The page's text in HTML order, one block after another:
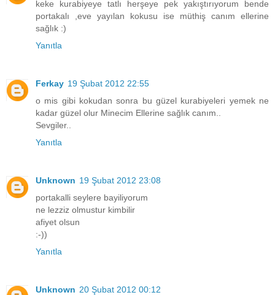
keke kurabiyeye tatlı herşeye pek yakıştırıyorum bende
portakalı ,eve yayılan kokusu ise müthiş canım ellerine
sağlık :)
Yanıtla
Ferkay 19 Şubat 2012 22:55
o mis gibi kokudan sonra bu güzel kurabiyeleri yemek ne
kadar güzel olur Minecim Ellerine sağlık canım..
Sevgiler..
Yanıtla
Unknown 19 Şubat 2012 23:08
portakalli seylere bayiliyorum
ne lezziz olmustur kimbilir
afiyet olsun
:-))
Yanıtla
Unknown 20 Şubat 2012 00:12